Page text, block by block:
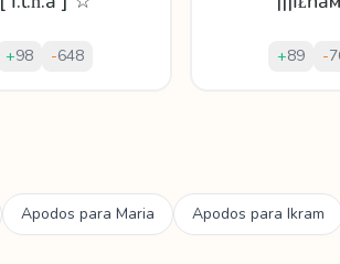
+98 -648 +89 -
Apodos para Maria Apodos para Ikram